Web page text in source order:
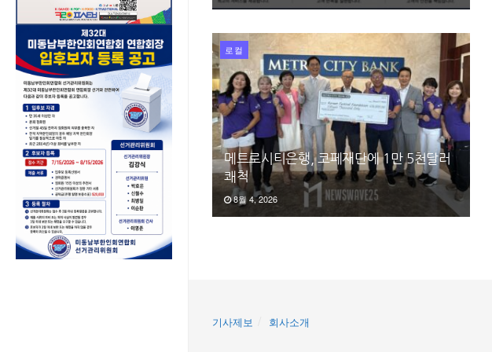
로컬
메트로시티은행, 코페재단에 1만 5천달러
쾌척
8월 4, 2026
기사제보 회사소개